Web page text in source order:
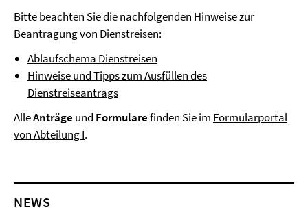
Bitte beachten Sie die nachfolgenden Hinweise zur
Beantragung von Dienstreisen:
Ablaufschema Dienstreisen
Hinweise und Tipps zum Ausfüllen des
Dienstreiseantrags
AlleAnträge und Formularefinden Sie im Formularportal
von Abteilung I.
NEWS